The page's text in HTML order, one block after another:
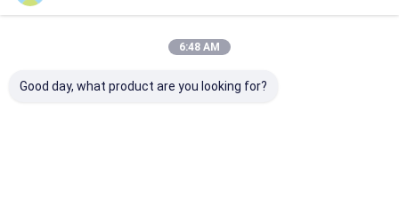
Über uns Kontakt
Datenschutz-Bestimmungen
QualitätGummiluftschlauchChina Fabrik.Copyright © 2026
6:48 AM
Good day, what product are you looking for?